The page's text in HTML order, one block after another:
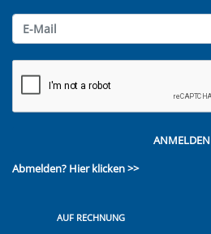
ANMELDEN
Abmelden? Hier klicken >>
AUF RECHNUNG